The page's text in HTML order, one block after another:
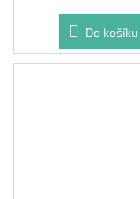
Do košíku